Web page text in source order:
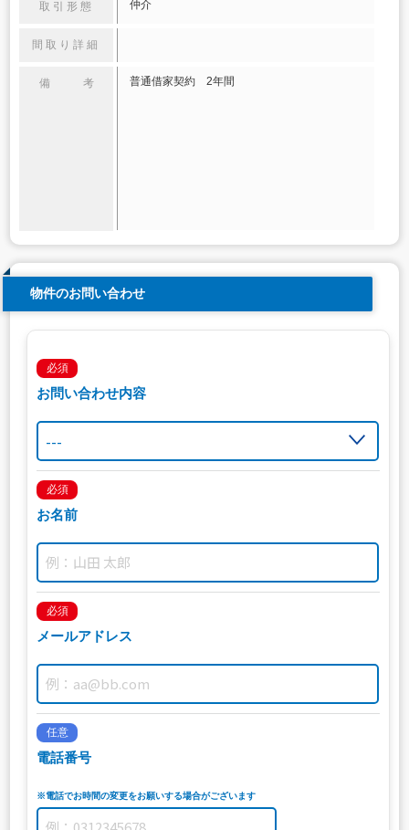
取引形態 仲介
間取り詳細
備 考 普通借家契約 2年間
物件のお問い合わせ
必須
お問い合わせ内容
必須
お名前
必須
メールアドレス
任意
電話番号
※電話でお時間の変更をお願いする場合がございます